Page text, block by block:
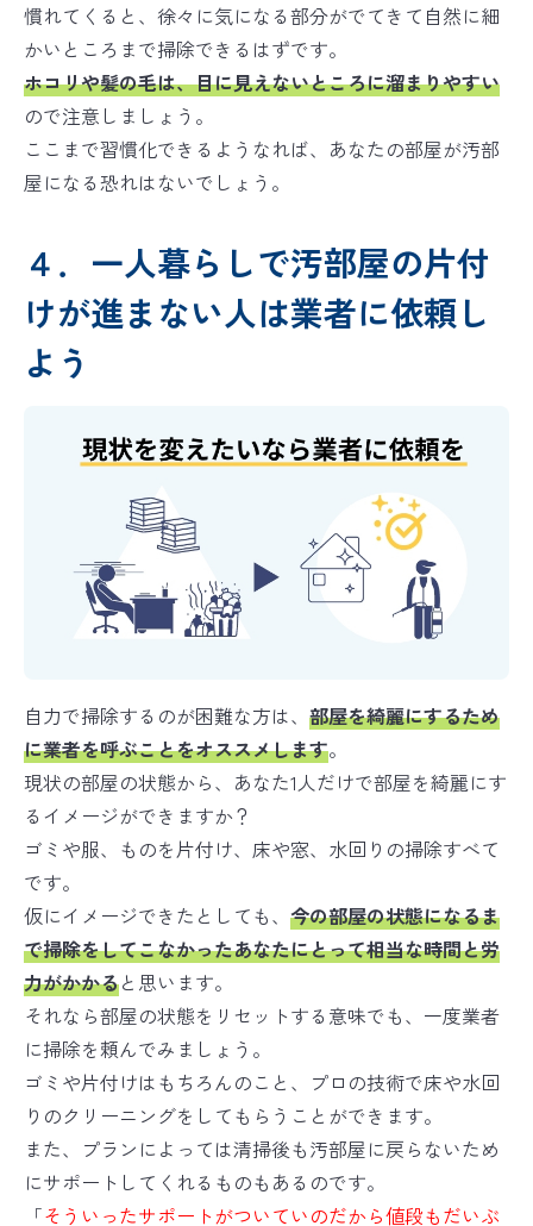
慣れてくると、徐々に気になる部分がでてきて自然に細
かいところまで掃除できるはずです。
ホコリや髪の毛は、目に見えないところに溜まりやすい
ので注意しましょう。
ここまで習慣化できるようなれば、あなたの部屋が汚部
屋になる恐れはないでしょう。
４．一人暮らしで汚部屋の片付
けが進まない人は業者に依頼し
よう
自力で掃除するのが困難な方は、 部屋を綺麗にするため
に業者を呼ぶことをオススメします。
現状の部屋の状態から、あなた1人だけで部屋を綺麗にす
るイメージができますか？
ゴミや服、ものを片付け、床や窓、水回りの掃除すべて
です。
仮にイメージできたとしても、 今の部屋の状態になるま
で掃除をしてこなかったあなたにとって相当な時間と労
力がかかると思います。
それなら部屋の状態をリセットする意味でも、一度業者
に掃除を頼んでみましょう。
ゴミや片付けはもちろんのこと、プロの技術で床や水回
りのクリーニングをしてもらうことができます。
また、プランによっては清掃後も汚部屋に戻らないため
にサポートしてくれるものもあるのです。
「そういったサポートがついていのだから値段もだいぶ